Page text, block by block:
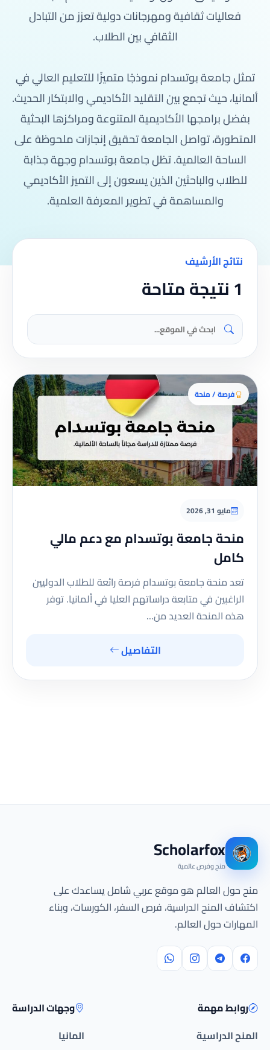
فعاليات ثقافية ومهرجانات دولية تعزز من التبادل
الثقافي بين الطلاب.
تمثل جامعة بوتسدام نموذجًا متميزًا للتعليم العالي في
ألمانيا، حيث تجمع بين التقليد الأكاديمي والابتكار الحديث.
بفضل برامجها الأكاديمية المتنوعة ومراكزها البحثية
المتطورة، تواصل الجامعة تحقيق إنجازات ملحوظة على
الساحة العالمية. تظل جامعة بوتسدام وجهة جذابة
للطلاب والباحثين الذين يسعون إلى التميز الأكاديمي
والمساهمة في تطوير المعرفة العلمية.
نتائج الأرشيف
1 نتيجة متاحة
فرصة / منحة
مايو 31, 2026
منحة جامعة بوتسدام مع دعم مالي
كامل
تعد منحة جامعة بوتسدام فرصة رائعة للطلاب الدوليين
الراغبين في متابعة دراساتهم العليا في ألمانيا. توفر
هذه المنحة العديد من…
التفاصيل
Scholarfox
منح وفرص عالمية
منح حول العالم هو موقع عربي شامل يساعدك على
اكتشاف المنح الدراسية، فرص السفر، الكورسات، وبناء
المهارات حول العالم.
روابط مهمة
المنح الدراسية
وجهات الدراسة
المانيا